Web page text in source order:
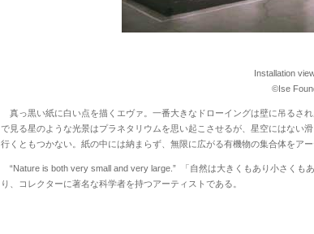
Installation
©Ise
真っ黒い紙に白い点を描くエヴァ。一番大きなドローイングは壁に吊るさ
で見る星のような光景はプラネタリウムを思い起こさせるが、星空にはない
行くともつかない。紙の中には納まらず、無限に広がる有機物の集合体をア
“Nature is both very small and very large.”
「自然は大きくもあり小さくも
り、コレクターに著名な科学者を持つアーティストである。